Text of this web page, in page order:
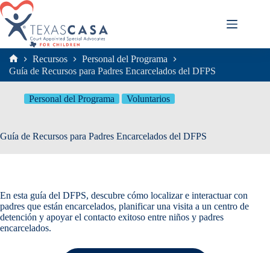
Saltar
al
contenido
Inicio
Recursos
Personal del Programa
Guía de Recursos para Padres Encarcelados del DFPS
Personal del Programa Voluntarios
Guía de Recursos para Padres Encarcelados del DFPS
En esta guía del DFPS, descubre cómo localizar e interactuar con
padres que están encarcelados, planificar una visita a un centro de
detención y apoyar el contacto exitoso entre niños y padres
encarcelados.